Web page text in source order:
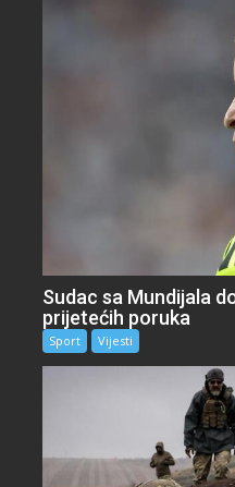
Sudac sa Mundijala
prijetećih poruka
Sport Vijesti